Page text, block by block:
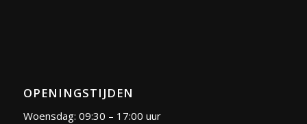
OPENINGSTIJDEN
Woensdag: 09:30 – 17:00 uur